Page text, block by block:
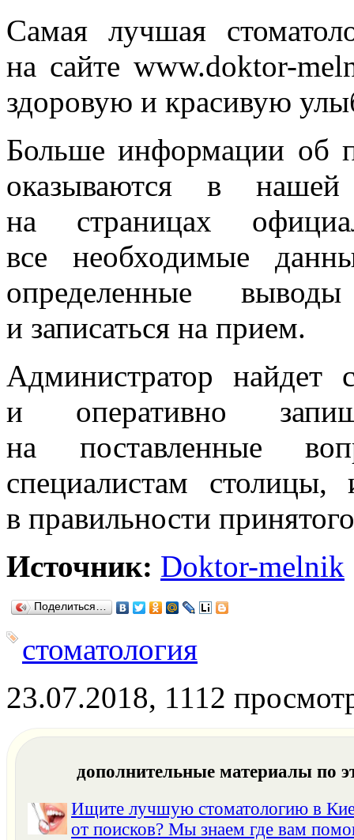
Самая лучшая
на сайте www.doktor-
здоровую и красивую
Больше информации об
оказываются в
на страницах
все необходимые
определенные
и записаться на прием.
Администратор найдет
и оперативно
на поставленные
специалистам
в правильности
Источник: Doktor-melnik
Поделиться…
стоматология
23.07.2018, 1112
дополнительные материалы по
Ищите лучшую стоматологию в
от поисков? Мы знаем где вам